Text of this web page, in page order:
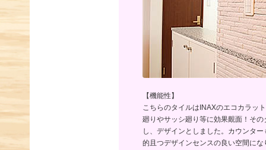
【機能性】
こちらのタイルはINAXのエコカラッ
廻りやサッシ廻り等に効果覿面！そ
し、デザインとしました。カウンタ
的且つデザインセンスの良い空間に